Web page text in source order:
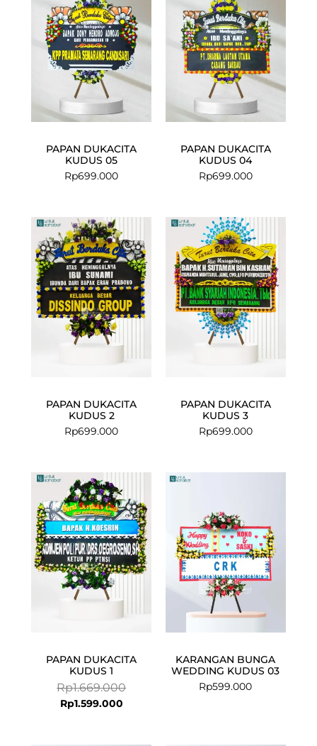
PAPAN DUKACITA
KUDUS 05
Rp699.000
PAPAN DUKACITA
KUDUS 04
Rp699.000
PAPAN DUKACITA
KUDUS 2
Rp699.000
PAPAN DUKACITA
KUDUS 3
Rp699.000
PAPAN DUKACITA
KUDUS 1
Rp1.669.000
was:
Rp1.669.000.
Rp1.599.000
price
is:
Rp1.599.000.
KARANGAN BUNGA
WEDDING KUDUS 03
Rp599.000